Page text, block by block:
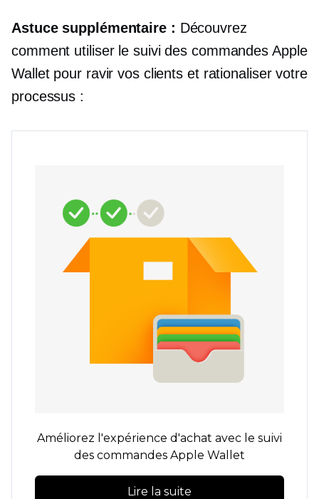
Astuce supplémentaire : Découvrez
comment utiliser le suivi des commandes Apple
Wallet pour ravir vos clients et rationaliser votre
processus :
Améliorez l'expérience d'achat avec le suivi
des commandes Apple Wallet
Lire la suite